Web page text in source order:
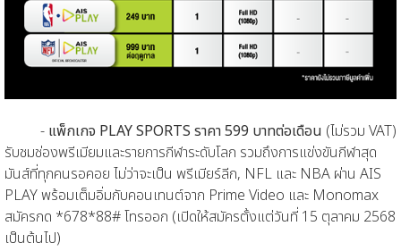
- แพ็กเกจ PLAY SPORTS ราคา 599 บาทต่อเดือน (ไม่รวม VAT)
รับชมช่องพรีเมียมและรายการกีฬาระดับโลก รวมถึงการแข่งขันกีฬาสุด
มันส์ที่ทุกคนรอคอย ไม่ว่าจะเป็น พรีเมียร์ลีก, NFL และ NBA ผ่าน AIS
PLAY พร้อมเต็มอิ่มกับคอนเทนต์จาก Prime Video และ Monomax
สมัครกด *678*88# โทรออก (เปิดให้สมัครตั้งแต่วันที่ 15 ตุลาคม 2568
เป็นต้นไป)